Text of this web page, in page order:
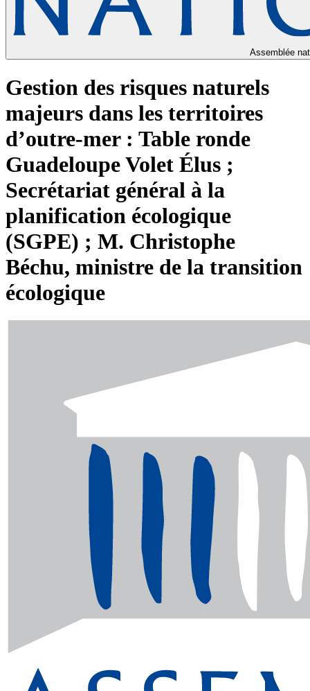
Assemblée
Gestion des risques naturels
majeurs dans les territoires
d’outre-mer : Table ronde
Guadeloupe Volet Élus ;
Secrétariat général à la
planification écologique
(SGPE) ; M. Christophe
Béchu, ministre de la transition
écologique